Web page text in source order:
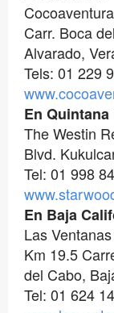
Cocoaventura
Carr. Boca
Alvarado,
Tels: 01 229
En Quintana
The Westin
Blvd.
Tel: 01 998
En Baja
Las
Km 19.5
del Cabo,
Tel: 01 624